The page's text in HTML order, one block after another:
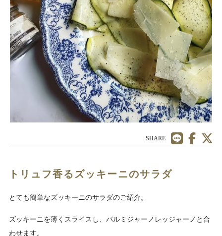
SHARE
トリュフ香るズッキーニのサラダ
とても簡単なズッキーニのサラダのご紹介。
ズッキーニを薄くスライスし、パルミジャーノレッジャーノと合
わせます。